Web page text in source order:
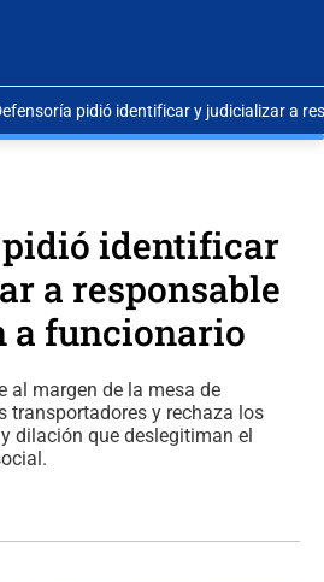
pidió identificar y judicializar a
pidió identificar
a responsable
a funcionario
al margen de la mesa de
transportadores y rechaza los
dilación que deslegitiman el